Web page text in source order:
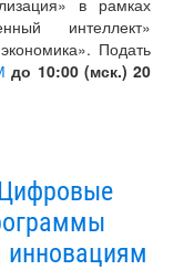
интеллект»
Подать
до 10:00 (мск.)20
инновациям